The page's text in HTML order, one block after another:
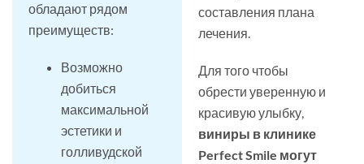
обладают рядом
преимуществ:
Возможно
добиться
максимальной
эстетики и
голливудской
составления плана
лечения.
Для того чтобы
обрести уверенную и
красивую улыбку,
виниры в клинике
Perfect Smile могут